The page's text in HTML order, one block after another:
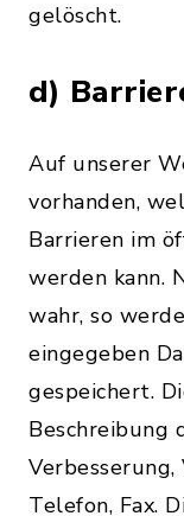
gelöscht.
d)
Auf unserer
vorhanden,
Barrieren im
werden kann.
wahr, so
eingegeben
gespeichert.
Beschreibung
Verbesserung,
Telefon, Fax.